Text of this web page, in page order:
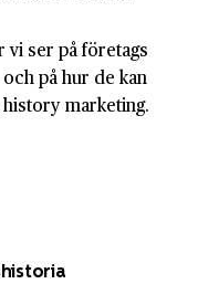
vi ser på företags
på hur de kan
marketing.